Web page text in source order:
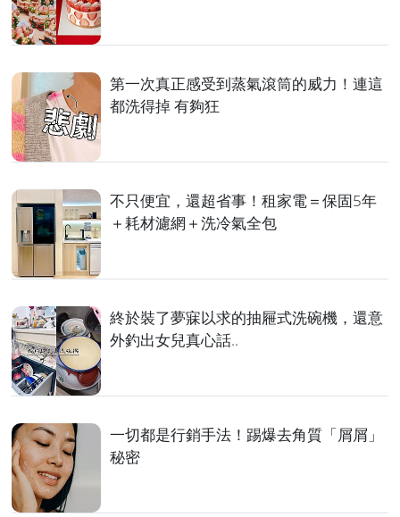
第一次真正感受到蒸氣滾筒的威力！連這
都洗得掉 有夠狂
不只便宜，還超省事！租家電＝保固5年
＋耗材濾網＋洗冷氣全包
終於裝了夢寐以求的抽屜式洗碗機，還意
外釣出女兒真心話..
一切都是行銷手法！踢爆去角質「屑屑」
秘密